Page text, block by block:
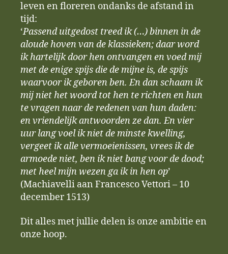
leven en floreren ondanks de afstand in
tijd:
‘Passend uitgedost treed ik (…) binnen in de
aloude hoven van de klassieken; daar word
ik hartelijk door hen ontvangen en voed mij
met de enige spijs die de mijne is, de spijs
waarvoor ik geboren ben. En dan schaam ik
mij niet het woord tot hen te richten en hun
te vragen naar de redenen van hun daden:
en vriendelijk antwoorden ze dan. En vier
uur lang voel ik niet de minste kwelling,
vergeet ik alle vermoeienissen, vrees ik de
armoede niet, ben ik niet bang voor de dood;
met heel mijn wezen ga ik in hen op’
(Machiavelli aan Francesco Vettori – 10
december 1513)
Dit alles met jullie delen is onze ambitie en
onze hoop.